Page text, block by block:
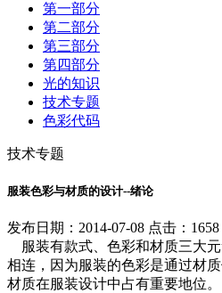
第一部分
第二部分
第三部分
第四部分
光的知识
技术专题
色彩代码
技术专题
服装色彩与材质的设计--绪论
发布日期：2014-07-08 点击：1658
服装有款式、色彩和材质三大
相连，因为服装的色彩是通过材
材质在服装设计中占有重要地位。